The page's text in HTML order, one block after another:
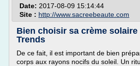
Date: 2017-08-09 15:14:44
Site : http://www.sacreebeaute.com
Bien choisir sa crème solaire
Trends
De ce fait, il est important de bien
corps aux rayons nocifs du soleil. Un